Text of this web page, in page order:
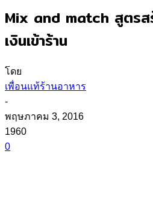
Mix and match สูตร
เงินเข้าร้าน
โดย
เพื่อนแท้ร้านอาหาร
-
พฤษภาคม 3, 2016
1960
0